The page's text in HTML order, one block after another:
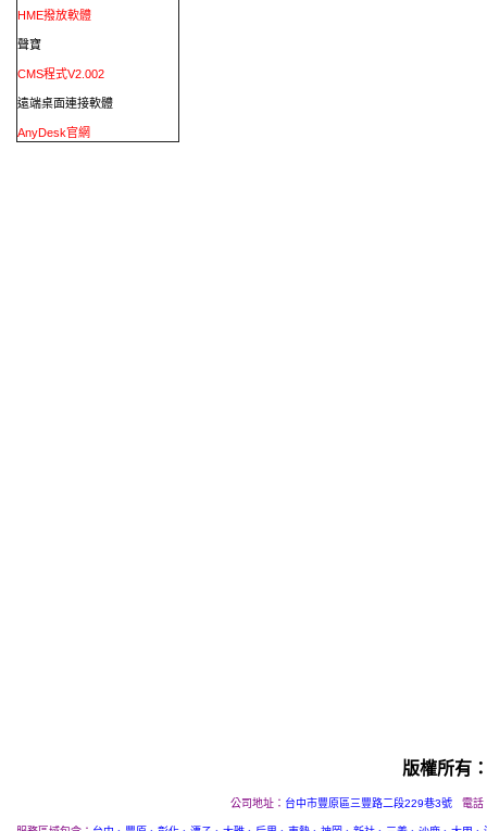
HME撥放軟體
聲寶
CMS程式V2.002
遠端桌面連接軟體
AnyDesk官網
版權所有
公司地址： 台中市豐原區三豐路二段229巷3號 電話